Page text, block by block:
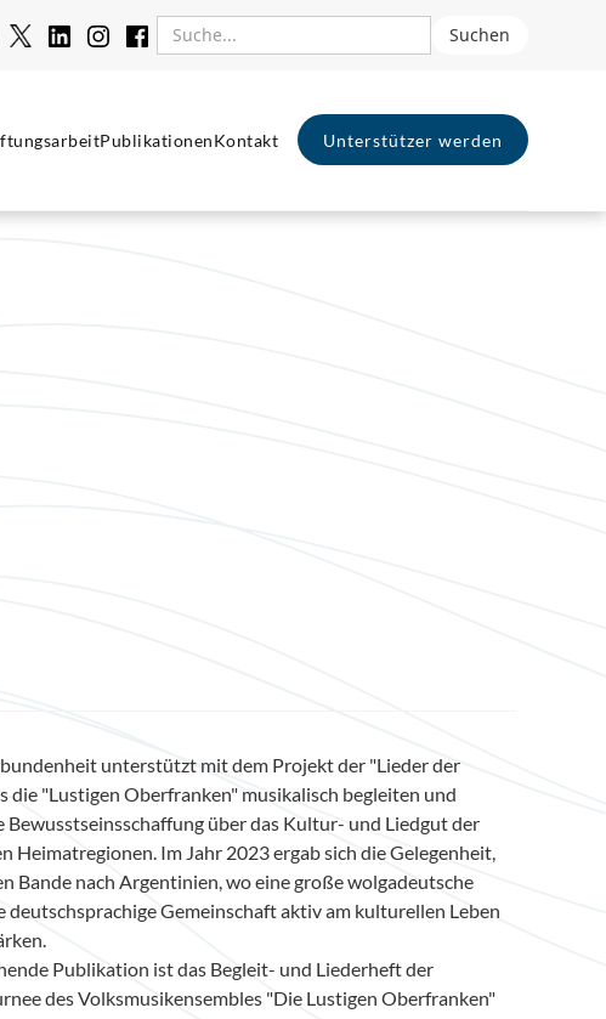
PublikationenKontakt Unterstützer werden
unterstützt mit dem Projekt der "Lieder der
die "Lustigen Oberfranken" musikalisch begleiten und
Bewusstseinsschaffung über das Kultur- und Liedgut der
Heimatregionen. Im Jahr 2023 ergab sich die Gelegenheit,
Bande nach Argentinien, wo eine große wolgadeutsche
deutschsprachige Gemeinschaft aktiv am kulturellen Leben
Publikation ist das Begleit- und Liederheft der
des Volksmusikensembles "Die Lustigen Oberfranken"